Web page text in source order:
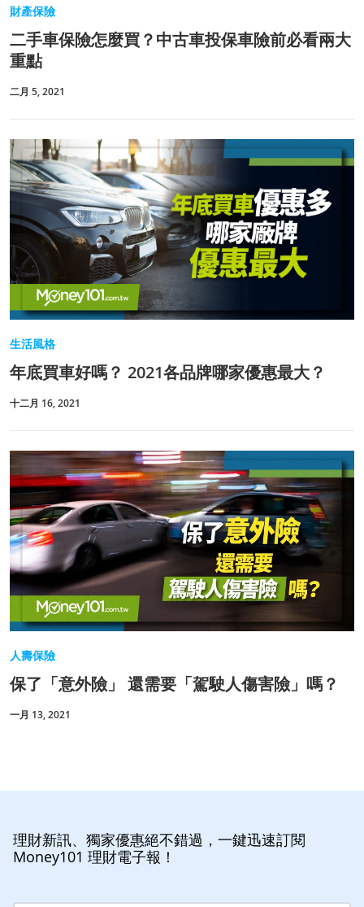
財產保險
二手車保險怎麼買？中古車投保車險前必看兩大
重點
二月 5, 2021
生活風格
年底買車好嗎？ 2021各品牌哪家優惠最大？
十二月 16, 2021
人壽保險
保了「意外險」 還需要「駕駛人傷害險」嗎？
一月 13, 2021
理財新訊、獨家優惠絕不錯過，一鍵迅速訂閱
Money101 理財電子報！